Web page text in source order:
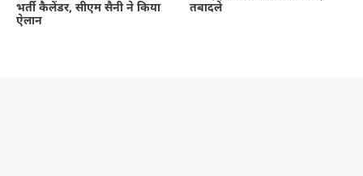
भर्ती कैलेंडर, सीएम सैनी ने किया
ऐलान
तबादले